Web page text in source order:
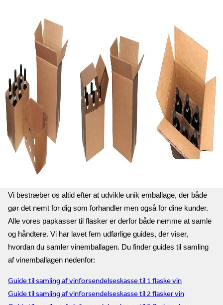
Vi bestræber os altid efter at udvikle unik emballage, der både
gør det nemt for dig som forhandler men også for dine kunder.
Alle vores papkasser til flasker er derfor både nemme at samle
og håndtere. Vi har lavet fem udførlige guides, der viser,
hvordan du samler vinemballagen. Du finder guides til samling
af vinemballagen nedenfor:
Guide til samling af vinforsendelseskasse til 1 flaske vin
Guide til samling af vinforsendelseskasse til 2 flasker vin